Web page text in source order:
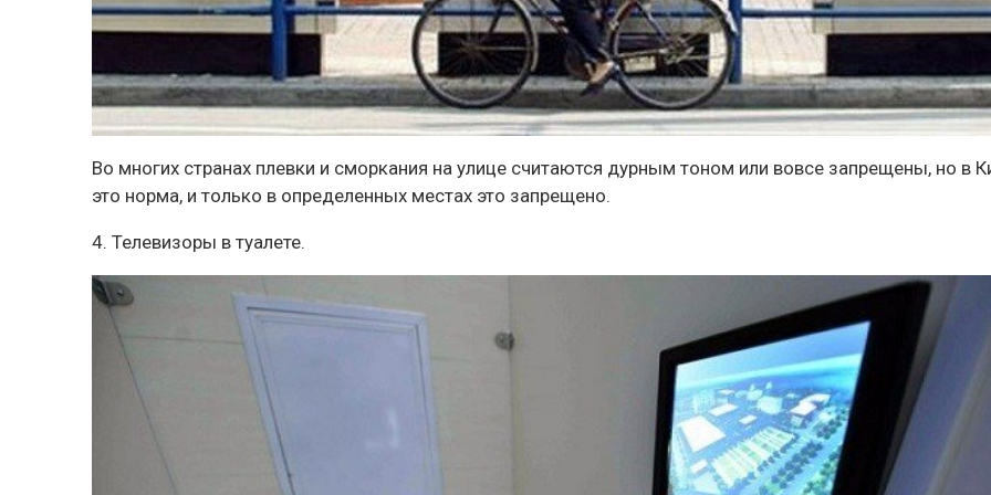
Во многих странах плевки и сморкания на улице считаются дурным тоном или вовсе запрещены, но в
это норма, и только в определенных местах это запрещено.
4. Телевизоры в туалете.